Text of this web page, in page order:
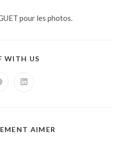
pour les photos.
WITH US
AIMER